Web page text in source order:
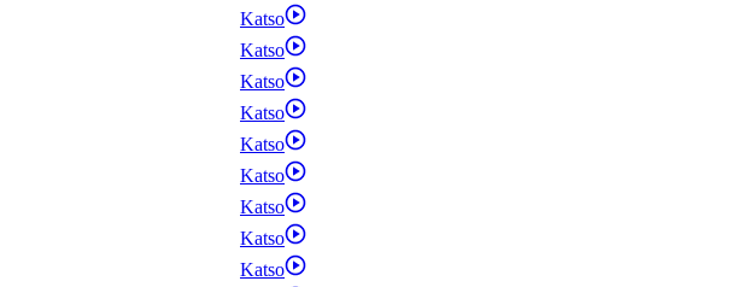
Katso
Katso
Katso
Katso
Katso
Katso
Katso
Katso
Katso